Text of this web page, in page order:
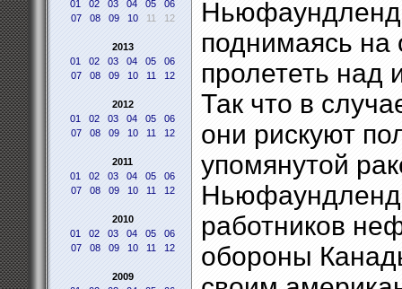
01
02 03 04 05
06
07
08 09 10 11 12
2013
01
02 03 04 05
06
07
08 09 10 11 12
2012
01
02 03 04 05
06
07
08 09 10 11 12
2011
01
02 03 04 05
06
07
08 09 10 11 12
2010
01
02 03 04 05
06
07
08 09 10 11 12
2009
поднимаясь на
пролететь
Так что в
они рискуют
упомянутой
работников
обороны